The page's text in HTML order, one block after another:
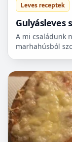
Leves receptek
Gulyásleves
A mi családunk
marhahúsból